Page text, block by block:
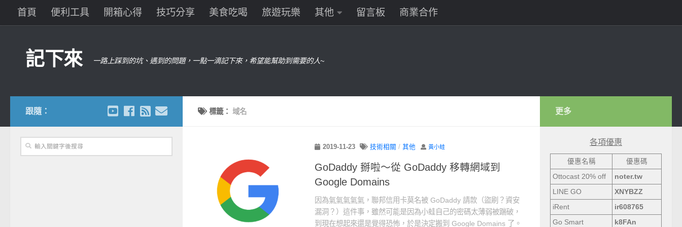
首頁 便利工具 開箱心得 技巧分享 美食吃喝 旅遊玩樂 其他 留言板 商業合作
記下來 一路上踩到的坑、遇到的問題，一點一滴記下來，希望能幫助到需要的人~
標籤：域名
2019-11-23 技術相關 / 其他 黃小蛙
GoDaddy 掰啦～從 GoDaddy 移轉網域到
Google Domains
因為氣氣氣氣氣，聯邦信用卡莫名被 GoDaddy 請款（盜刷？資安
漏洞？）這件事，雖然可能是因為小蛙自己的密碼太薄弱被踹破，
到現在想起來還是覺得恐怖，於是決定搬到 Google Domains 了。
跟隨： 更多
各項優惠
優惠名稱
優惠碼
Ottocast 20% off
noter.tw
LINE GO
XNYBZZ
iRent
ir608765
Go Smart
k8FAn